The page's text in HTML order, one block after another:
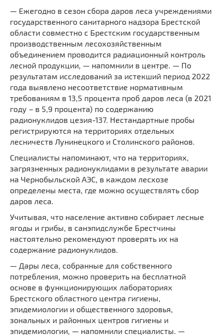
— Ежегодно в сезон сбора даров леса учреждениями
государственного санитарного надзора Брестской
области совместно с Брестским государственным
производственным лесохозяйственным
объединением проводится радиационный контроль
лесной продукции, — напомнили в центре. — По
результатам исследований за истекший период 2022
года выявлено несоответствие нормативным
требованиям в 13,5 процента проб даров леса (в 2021
году – в 5,9 процента) по содержанию
радионуклидов цезия-137. Нестандартные пробы
регистрируются на территориях отдельных
лесничеств Лунинецкого и Столинского районов.
Специалисты напоминают, что на территориях,
загрязненных радионуклидами в результате аварии
на Чернобыльской АЭС, в каждом лесхозе
определены места, где можно осуществлять сбор
даров леса.
Учитывая, что население активно собирает лесные
ягоды и грибы, в санэпидслужбе Брестчины
настоятельно рекомендуют проверять их на
содержание радионуклидов.
— Дары леса, собранные для собственного
потребления, можно проверить на бесплатной
основе в функционирующих лабораториях
Брестского областного центра гигиены,
эпидемиологии и общественного здоровья,
зональных и районных центров гигиены и
эпидемиологии, — напомнили специалисты. —